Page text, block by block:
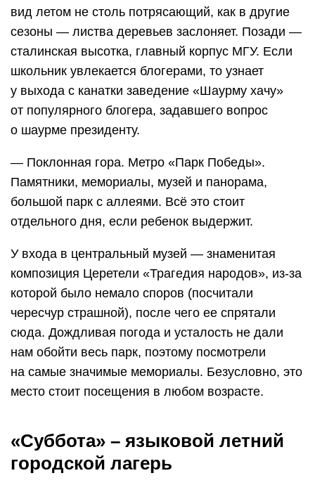
вид летом не столь потрясающий, как в другие
сезоны — листва деревьев заслоняет. Позади —
сталинская высотка, главный корпус МГУ. Если
школьник увлекается блогерами, то узнает
у выхода с канатки заведение «Шаурму хачу»
от популярного блогера, задавшего вопрос
о шаурме президенту.
— Поклонная гора. Метро «Парк Победы».
Памятники, мемориалы, музей и панорама,
большой парк с аллеями. Всё это стоит
отдельного дня, если ребенок выдержит.
У входа в центральный музей — знаменитая
композиция Церетели «Трагедия народов», из-за
которой было немало споров (посчитали
чересчур страшной), после чего ее спрятали
сюда. Дождливая погода и усталость не дали
нам обойти весь парк, поэтому посмотрели
на самые значимые мемориалы. Безусловно, это
место стоит посещения в любом возрасте.
«Суббота» – языковой летний
городской лагерь